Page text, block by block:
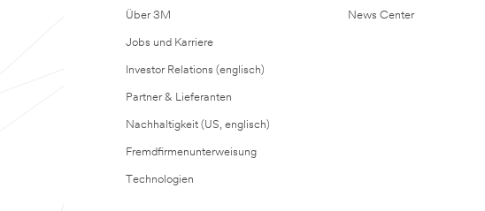
Über 3M
Jobs und Karriere
Investor Relations (englisch)
Partner & Lieferanten
Nachhaltigkeit (US, englisch)
Fremdfirmenunterweisung
Technologien
News Center